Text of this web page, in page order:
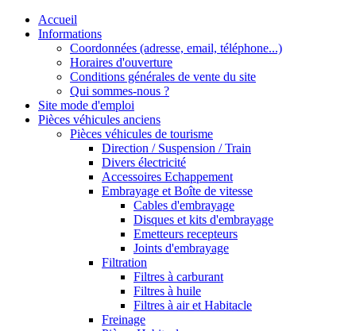
Accueil
Informations
Coordonnées (adresse, email, téléphone...)
Horaires d'ouverture
Conditions générales de vente du site
Qui sommes-nous ?
Site mode d'emploi
Pièces véhicules anciens
Pièces véhicules de tourisme
Direction / Suspension / Train
Divers électricité
Accessoires Echappement
Embrayage et Boîte de vitesse
Cables d'embrayage
Disques et kits d'embrayage
Emetteurs recepteurs
Joints d'embrayage
Filtration
Filtres à carburant
Filtres à huile
Filtres à air et Habitacle
Freinage